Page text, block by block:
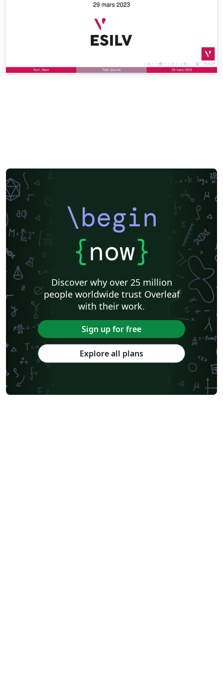
\begin
{now}
Discover why over 25 million
people worldwide trust Overleaf
with their work.
Sign up for free
Explore all plans